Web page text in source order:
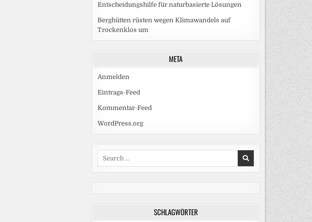
Entscheidungshilfe für naturbasierte Lösungen
Berghütten rüsten wegen Klimawandels auf
Trockenklos um
META
Anmelden
Eintrags-Feed
Kommentar-Feed
WordPress.org
SCHLAGWÖRTER